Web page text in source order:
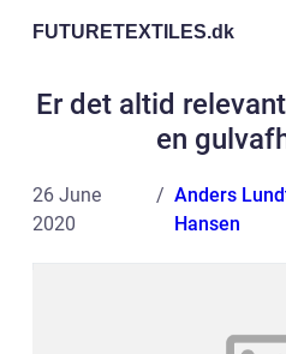
FUTURETEXTILES.dk
Er det altid
en
26 June
2020
Anders
Hansen